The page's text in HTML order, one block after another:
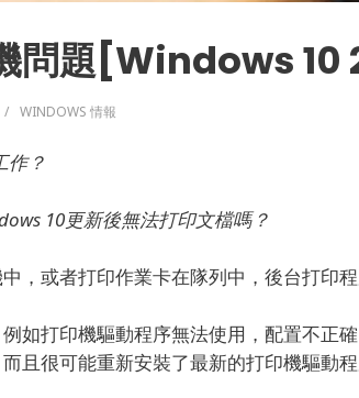
問題[Windows 10
WINDOWS 情報
作？
10更新後無法打印文檔嗎？
，或者打印作業卡在隊列中，後台打印
如打印機驅動程序無法使用，配置不正
而且很可能重新安裝了最新的打印機驅動